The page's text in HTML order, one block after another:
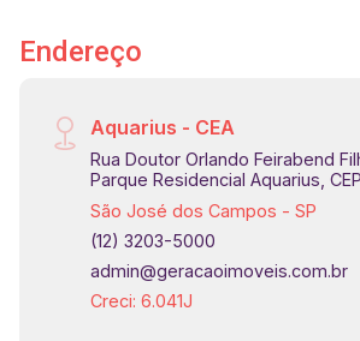
Endereço
Aquarius - CEA
Rua Doutor Orlando Feirabend
Parque Residencial Aquarius,
São José dos Campos - SP
(12) 3203-5000
admin@geracaoimoveis.com.br
Creci: 6.041J